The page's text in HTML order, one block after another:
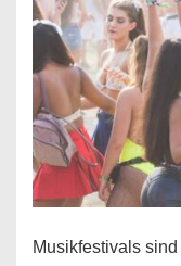
Musikfestivals